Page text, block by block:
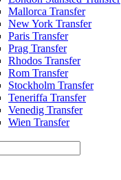
Mallorca Transfer
New York Transfer
Paris Transfer
Prag Transfer
Rhodos Transfer
Rom Transfer
Stockholm Transfer
Teneriffa Transfer
Venedig Transfer
Wien Transfer